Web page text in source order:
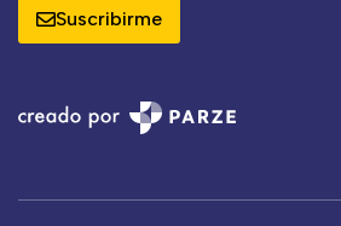
Suscribirme